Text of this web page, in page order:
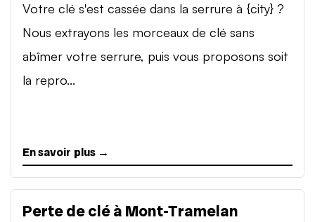
Votre clé s'est cassée dans la serrure à {city} ?
Nous extrayons les morceaux de clé sans
abîmer votre serrure, puis vous proposons soit
la repro...
En savoir plus →
Perte de clé à Mont-Tramelan